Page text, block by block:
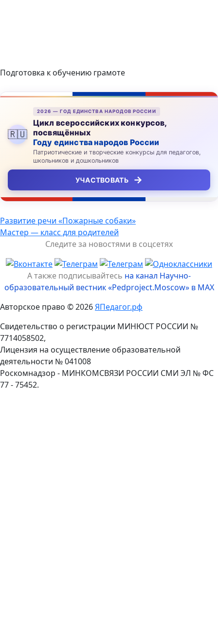
Подготовка к обучению грамоте
🇷🇺
2026 — ГОД ЕДИНСТВА НАРОДОВ РОССИИ
Цикл всероссийских конкурсов,
посвящённых
Году единства народов России
Патриотические и творческие конкурсы для педагогов,
школьников и дошкольников
УЧАСТВОВАТЬ →
Навигация
по
записям
Развитие речи «Пожарные собаки»
Мастер — класс для родителей
Следите за новостями в соцсетях
А также подписывайтесь на канал Научно-
образовательный вестник «Pedproject.Moscow» в MAX
Авторское право © 2026ЯПедагог.рф
Свидетельство о регистрации МИНЮСТ РОССИИ №
7714058502,
Лицензия на осуществление образовательной
деятельности № 041008
Роскомнадзор - МИНКОМСВЯЗИ РОССИИ СМИ ЭЛ № ФС
77 - 75452.